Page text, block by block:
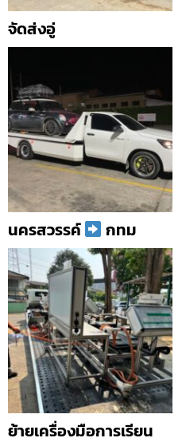
จัดส่งอู่
นครสวรรค์ กทม
ย้ายเครื่องมือการเรียน